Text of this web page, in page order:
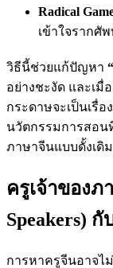
Radical
เข้าใจรากศัพ
วิธีนี้ช่วยแก้ปัญหา
อย่างชะงัด และเมื่
กระดาษจะเป็นเรื่
นวัตกรรมการสอน
ภาษาจีนแบบดั้งเดิ
ครูเจ้าของภ
Speakers)
การหาครูจีนอาจไ